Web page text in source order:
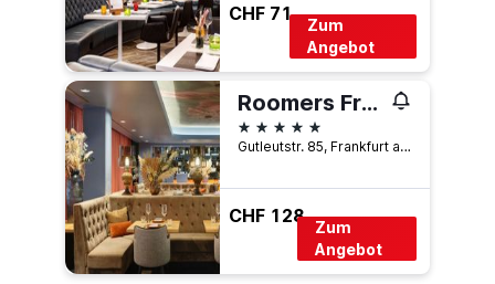
CHF 71
Zum
Angebot
Roomers Frankfurt, Autograph Collection
5 Sterne
Gutleutstr. 85, Frankfurt am Main, Hessen, Deutschland
CHF 128
Zum
Angebot